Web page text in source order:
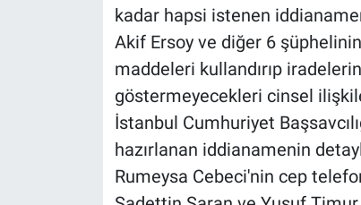
kadar hapsi istenen
Akif Ersoy ve diğer 6
maddeleri kullandırıp
göstermeyecekleri cinsel
İstanbul Cumhuriyet
hazırlanan iddianamenin
Rumeysa Cebeci'nin cep